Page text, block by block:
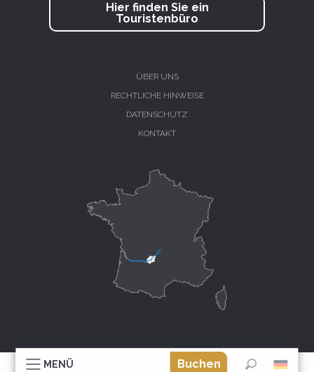
MENÜ
Buchen
Hier finden Sie ein
Touristenbüro
ÜBER UNS
RECHTLICHE HINWEISE
DATENSCHUTZ
KONTAKT